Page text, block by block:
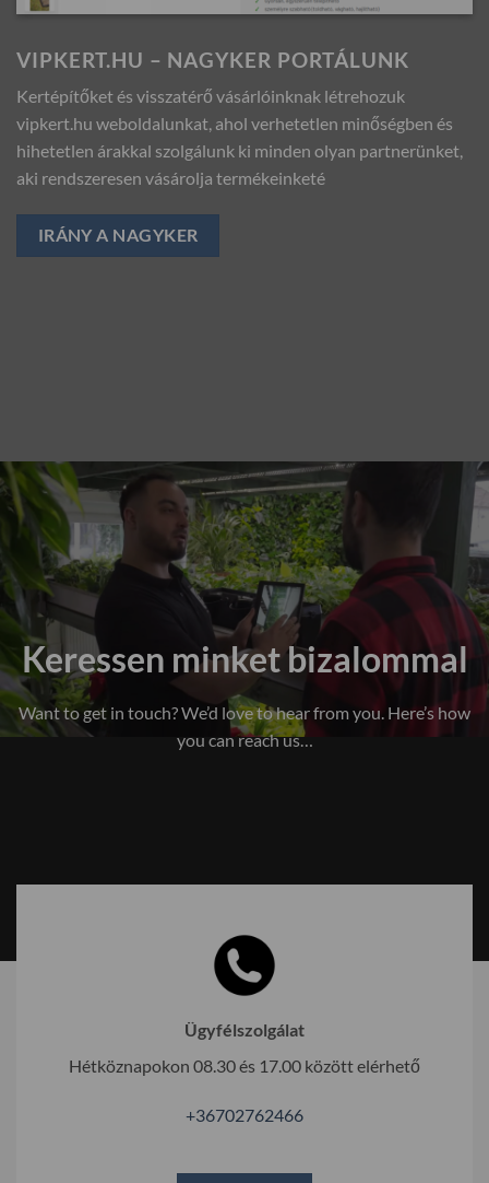
VIPKERT.HU – NAGYKER PORTÁLUNK
Kertépítőket és visszatérő vásárlóinknak létrehozuk
vipkert.hu weboldalunkat, ahol verhetetlen minőségben és
hihetetlen árakkal szolgálunk ki minden olyan partnerünket,
aki rendszeresen vásárolja termékeinketé
IRÁNY A NAGYKER
Keressen minket bizalommal
Want to get in touch? We’d love to hear from you. Here’s how
you can reach us…
Ügyfélszolgálat
Hétköznapokon 08.30 és 17.00 között elérhető
+36702762466